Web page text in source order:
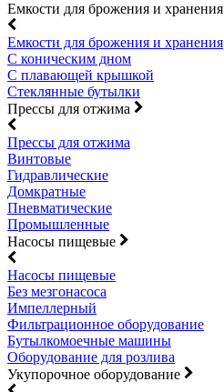
Емкости для брожения и хранения
Емкости для брожения и хранения
С коническим дном
С плавающей крышкой
Стеклянные бутылки
Прессы для отжима
Прессы для отжима
Винтовые
Гидравлические
Домкратные
Пневматические
Промышленные
Насосы пищевые
Насосы пищевые
Без мезгонасоса
Импеллерный
Фильтрационное оборудование
Бутылкомоечные машины
Оборудование для розлива
Укупорочное оборудование